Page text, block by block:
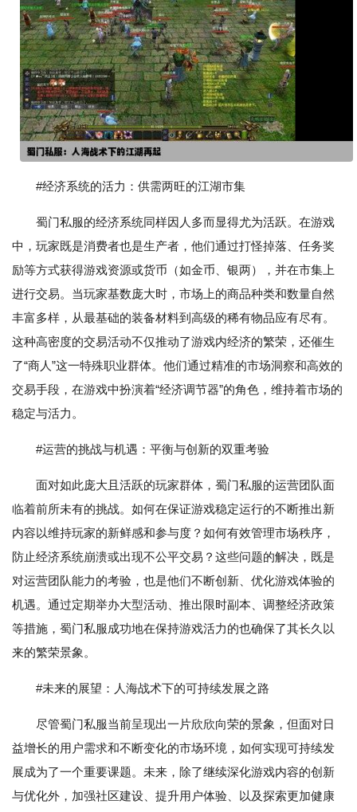
#经济系统的活力：供需两旺的江湖市集
蜀门私服的经济系统同样因人多而显得尤为活跃。在游戏
中，玩家既是消费者也是生产者，他们通过打怪掉落、任务奖
励等方式获得游戏资源或货币（如金币、银两），并在市集上
进行交易。当玩家基数庞大时，市场上的商品种类和数量自然
丰富多样，从最基础的装备材料到高级的稀有物品应有尽有。
这种高密度的交易活动不仅推动了游戏内经济的繁荣，还催生
了“商人”这一特殊职业群体。他们通过精准的市场洞察和高效的
交易手段，在游戏中扮演着“经济调节器”的角色，维持着市场的
稳定与活力。
#运营的挑战与机遇：平衡与创新的双重考验
面对如此庞大且活跃的玩家群体，蜀门私服的运营团队面
临着前所未有的挑战。如何在保证游戏稳定运行的不断推出新
内容以维持玩家的新鲜感和参与度？如何有效管理市场秩序，
防止经济系统崩溃或出现不公平交易？这些问题的解决，既是
对运营团队能力的考验，也是他们不断创新、优化游戏体验的
机遇。通过定期举办大型活动、推出限时副本、调整经济政策
等措施，蜀门私服成功地在保持游戏活力的也确保了其长久以
来的繁荣景象。
#未来的展望：人海战术下的可持续发展之路
尽管蜀门私服当前呈现出一片欣欣向荣的景象，但面对日
益增长的用户需求和不断变化的市场环境，如何实现可持续发
展成为了一个重要课题。未来，除了继续深化游戏内容的创新
与优化外，加强社区建设、提升用户体验、以及探索更加健康